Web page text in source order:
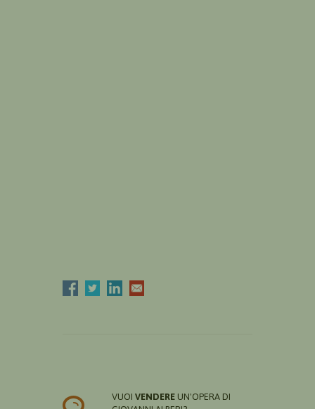
VUOI VENDERE UN'OPERA DI